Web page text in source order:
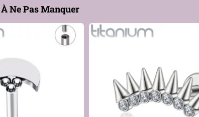
1.2mm
5 mm, 6 mm, 7 mm, 8 mm
4 mm
Arc courbé pavé de zircons
Ne Pas Manquer